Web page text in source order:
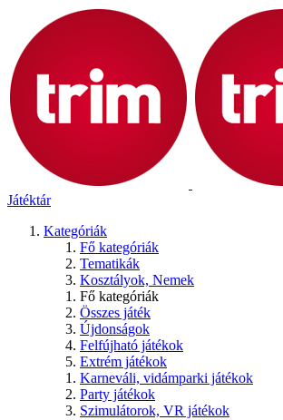
Játéktár
Kategóriák
Fő kategóriák
Tematikák
Kosztályok, Nemek
Fő kategóriák
Összes játék
Újdonságok
Felfújható játékok
Extrém játékok
Karneváli, vidámparki játékok
Party játékok
Szimulátorok, VR játékok